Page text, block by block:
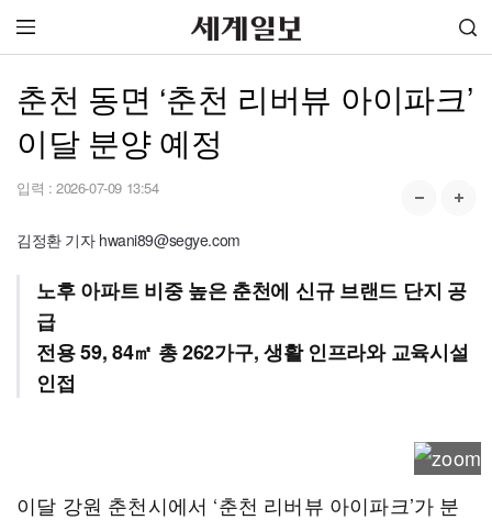
춘천 동면 ‘춘천 리버뷰 아이파크’
이달 분양 예정
입력 : 2026-07-09 13:54
김정환 기자 hwani89@segye.com
노후 아파트 비중 높은 춘천에 신규 브랜드 단지 공
급
전용 59, 84㎡ 총 262가구, 생활 인프라와 교육시설
인접
이달 강원 춘천시에서 ‘춘천 리버뷰 아이파크’가 분